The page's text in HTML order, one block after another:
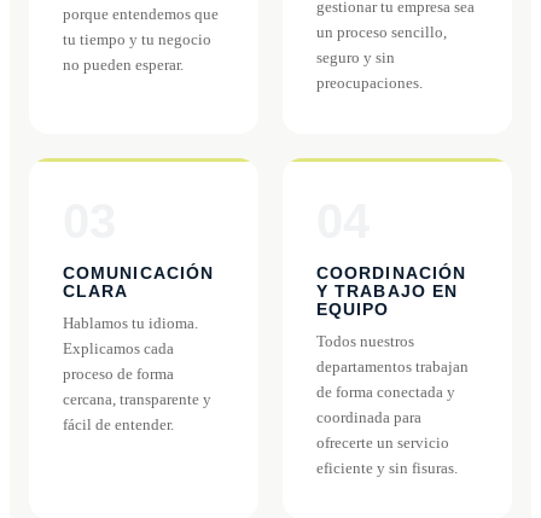
porque entendemos que
tu tiempo y tu negocio
no pueden esperar.
gestionar tu empresa sea
un proceso sencillo,
seguro y sin
preocupaciones.
COMUNICACIÓN
CLARA
Hablamos tu idioma.
Explicamos cada
proceso de forma
cercana, transparente y
fácil de entender.
COORDINACIÓN
Y TRABAJO EN
EQUIPO
Todos nuestros
departamentos trabajan
de forma conectada y
coordinada para
ofrecerte un servicio
eficiente y sin fisuras.